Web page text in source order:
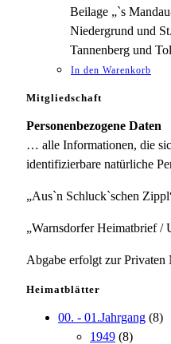
Beilage „`s
Niedergrund und
Tannenberg und
In den Warenkorb
Mitgliedschaft
Personenbezogene Daten
… alle Informationen, die
identifizierbare natürliche
„Aus`n Schluck`schen
„Warnsdorfer Heimatbrief /
Abgabe erfolgt zur
Heimatblätter
00. - 01.Jahrgang (8)
1949 (8)